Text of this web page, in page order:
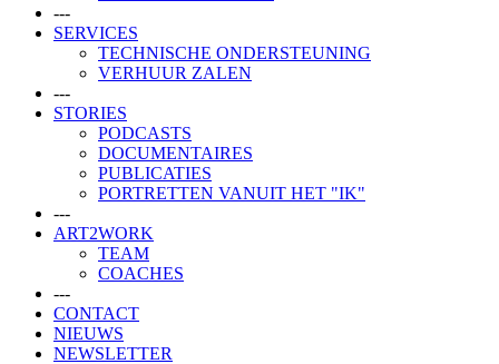
---
SERVICES
TECHNISCHE ONDERSTEUNING
VERHUUR ZALEN
---
STORIES
PODCASTS
DOCUMENTAIRES
PUBLICATIES
PORTRETTEN VANUIT HET "IK"
---
ART2WORK
TEAM
COACHES
---
CONTACT
NIEUWS
NEWSLETTER